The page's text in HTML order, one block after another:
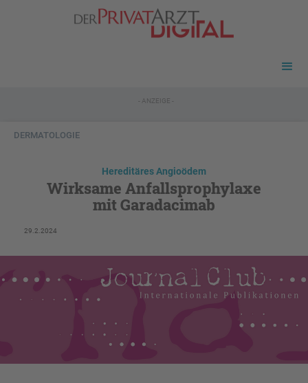
- ANZEIGE -
DERMATOLOGIE
Hereditäres Angioödem
Wirksame Anfallsprophylaxe
mit Garadacimab
29.2.2024